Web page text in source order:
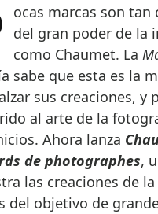
del gran poder de la
como Chaumet. La
sabe que esta es la
sus creaciones, y
al arte de la
Ahora lanza
de photographes,
las creaciones de
del objetivo de